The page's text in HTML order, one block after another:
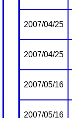
2007/04/25
2007/04/25
2007/05/16
2007/05/16